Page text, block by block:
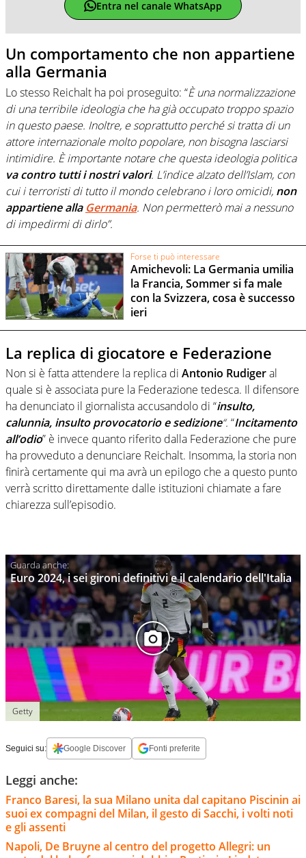
Entra nel canale WhatsApp
Un comportamento che non appartiene
alla Germania
Lo stesso Reichalt ha poi proseguito: “Èuna normalizzazione
di una terribile ideologia che ha già occupato troppo spazio
in questo paese. Inoltre, e soprattutto perché si tratta di un
attore internazionale molto popolare, non bisogna lasciarsi
intimidire. È importante notare che questa ideologia politica
va contro tutti i nostri valori. L’indice alzato dell’Islam, con
cui i terroristi di tutto il mondo celebrano i loro omicidi, non
appartiene alla Germania. Non permetterò mai a nessuno
di impedirmi di dirlo”.
Forse ti può interessare
Amichevoli: La Germania umilia
la Francia, Sommer si fa male
con la Svizzera, cosa è successo
ieri
La replica di giocatore e Federazione
Non si è fatta attendere la replica di Antonio Rudigeral
quale si è associata pure la Federazione tedesca. Il difensore
ha denunciato il giornalista accusandolo di “insulto,
calunnia, insulto provocatorio e sedizione“. “Incitamento
all’odio” è invece quanto riferito dalla Federazione che pure
ha provveduto a denunciare Reichalt. Insomma, la storia non
finirà certamente qui ma avrà un epilogo che a questo punto
verrà scritto direttamente dalle istituzioni chiamate a fare
chiarezza sull’episodio.
Euro 2024, i sei gironi definitivi e il calendario dell'Italia
Getty
Seguici su: Google Discover Fonti preferite
Leggi anche:
Franco Baresi, la sua Milano unita dal capitano Piscinin ai
suoi ex compagni del Milan, il gesto di Sacchi, i volti noti
e gli assenti
Napoli, De Bruyne al centro del progetto Allegri: un